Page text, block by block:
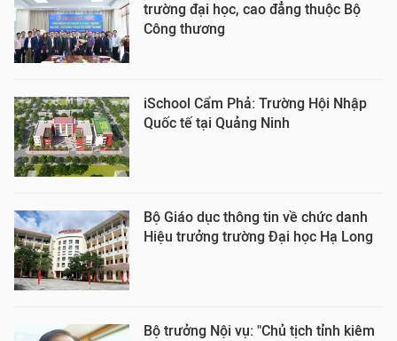
trường đại học, cao đẳng thuộc Bộ
Công thương
iSchool Cẩm Phả: Trường Hội Nhập
Quốc tế tại Quảng Ninh
Bộ Giáo dục thông tin về chức danh
Hiệu trưởng trường Đại học Hạ Long
Bộ trưởng Nội vụ: "Chủ tịch tỉnh kiêm